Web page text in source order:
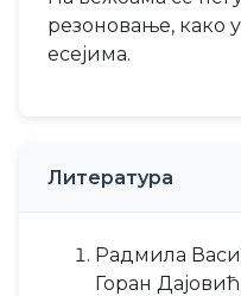
резоновање, како
есејима.
Литература
Радмила
Горан